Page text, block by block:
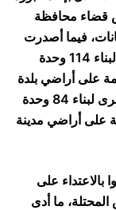
قضاء محافظة
فيما أصدرت
ما تسمى بوزارة الإسكان الإسرائيلية مناقصة لبناء 114 وحدة
على أراضي بلدة
الخضر، قضاء محافظة بيت لحم، ومناقصة أخرى لبناء 84 وحدة
على أراضي مدينة
على
ما أدى